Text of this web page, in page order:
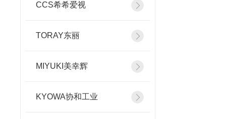
CCS希希爱视
TORAY东丽
MIYUKI美幸辉
KYOWA协和工业